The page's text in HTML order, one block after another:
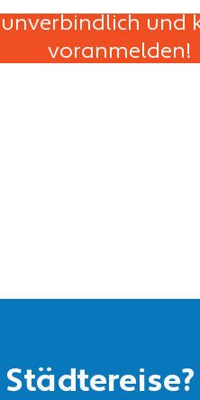
und
voranmelden!